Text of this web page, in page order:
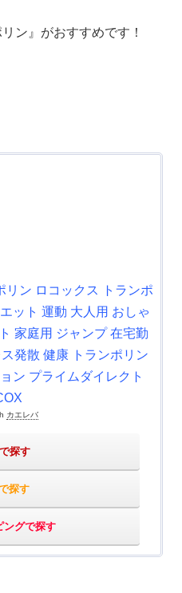
ン』がおすすめです！
リン ロコックス トランポ
ット 運動 大人用 おしゃ
家庭用 ジャンプ 在宅勤
発散 健康 トランポリン
ン プライムダイレクト
カエレバ
探す
探す
ングで探す